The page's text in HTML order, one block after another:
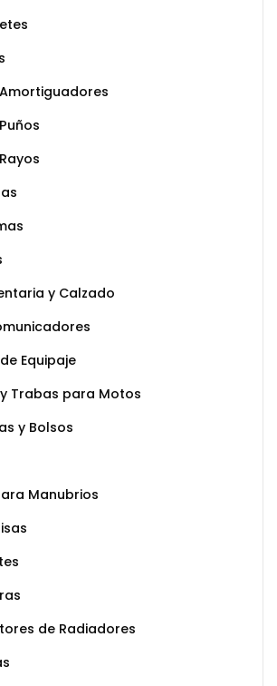
y Calzado
Equipaje
Trabas para Motos
y Bolsos
Manubrios
de Radiadores